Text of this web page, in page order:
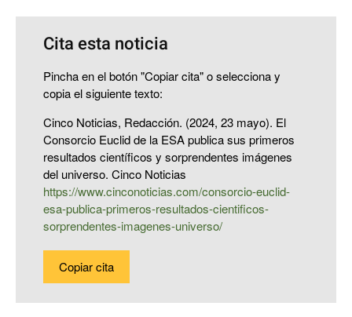
Cita esta noticia
Pincha en el botón "Copiar cita" o selecciona y
copia el siguiente texto:
Cinco Noticias, Redacción. (2024, 23 mayo). El
Consorcio Euclid de la ESA publica sus primeros
resultados científicos y sorprendentes imágenes
del universo. Cinco Noticias
https://www.cinconoticias.com/consorcio-euclid-
esa-publica-primeros-resultados-cientificos-
sorprendentes-imagenes-universo/
Copiar cita